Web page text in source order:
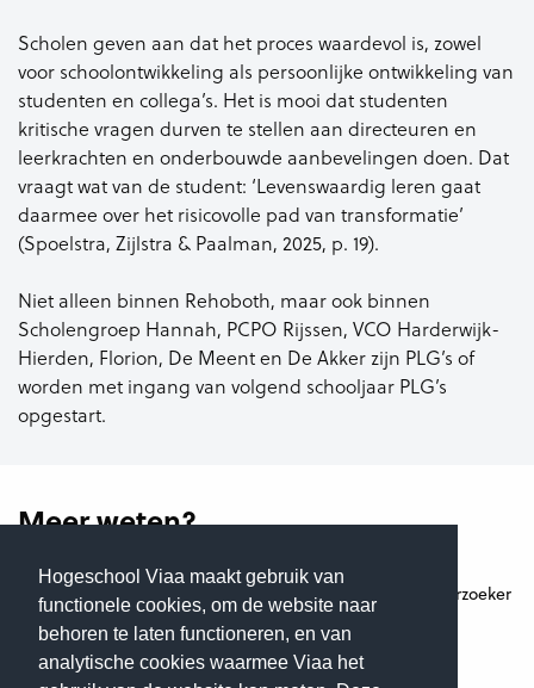
Hogeschool Viaa maakt gebruik van
functionele cookies, om de website naar
behoren te laten functioneren, en van
analytische cookies waarmee Viaa het
Scholen geven aan dat het proces waardevol is, zowel
voor schoolontwikkeling als persoonlijke ontwikkeling van
studenten en collega’s. Het is mooi dat studenten
kritische vragen durven te stellen aan directeuren en
leerkrachten en onderbouwde aanbevelingen doen. Dat
vraagt wat van de student: ‘Levenswaardig leren gaat
daarmee over het risicovolle pad van transformatie’
(Spoelstra, Zijlstra & Paalman, 2025, p. 19).
Niet alleen binnen Rehoboth, maar ook binnen
Scholengroep Hannah, PCPO Rijssen, VCO Harderwijk-
Hierden, Florion, De Meent en De Akker zijn PLG’s of
worden met ingang van volgend schooljaar PLG’s
opgestart.
Meer weten?
R. (Renske) Tijhof MEd
(Docent-onderzoeker
Lectoraat GO)
E-mail:r.tijhof@viaa.nl